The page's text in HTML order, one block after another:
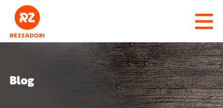
RZ REZZADORI
CADASTRO